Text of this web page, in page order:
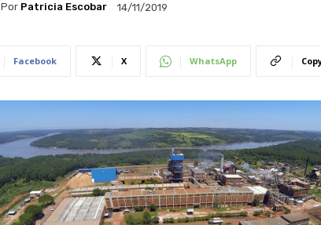
Por Patricia Escobar 14/11/2019
Facebook X WhatsApp